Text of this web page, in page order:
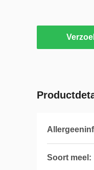
Soort meel: